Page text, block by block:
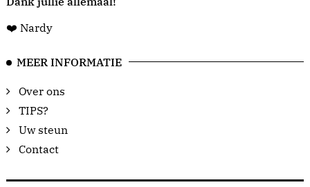
❤️ Nardy
MEER INFORMATIE
Over ons
TIPS?
Uw steun
Contact